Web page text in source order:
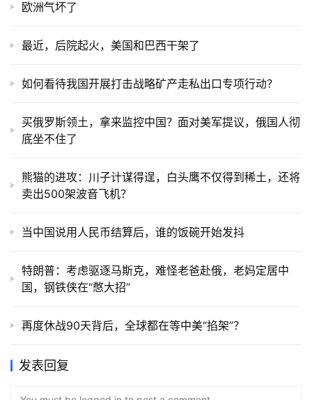
相关推荐
欧洲气坏了
最近，后院起火，美国和巴西干架了
如何看待我国开展打击战略矿产走私出口专项行动？
买俄罗斯领土，拿来监控中国？面对美军提议，俄国人彻
底坐不住了
熊猫的进攻：川子计谋得逞，白头鹰不仅得到稀土，还将
卖出500架波音飞机？
当中国说用人民币结算后，谁的饭碗开始发抖
特朗普：考虑驱逐马斯克，难怪老爸赴俄，老妈定居中
国，钢铁侠在“憋大招”
再度休战90天背后，全球都在等中美“掐架”？